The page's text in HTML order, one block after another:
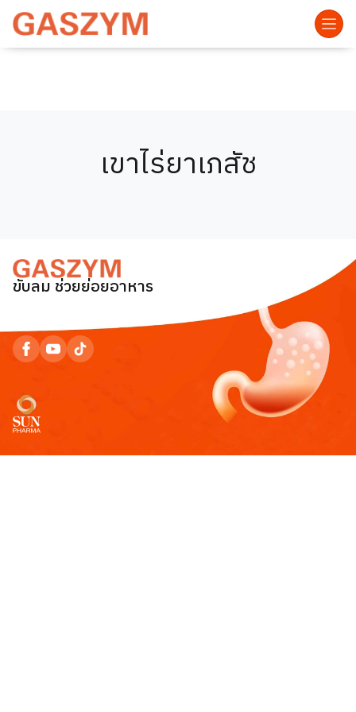
เขาไร่ยาเภสัช
ขับลม ช่วยย่อยอาหาร